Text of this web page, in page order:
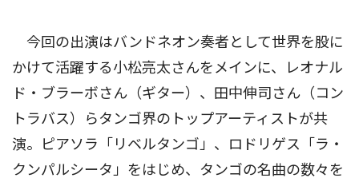
今回の出演はバンドネオン奏者として世界を股に
かけて活躍する小松亮太さんをメインに、レオナル
ド・ブラーボさん（ギター）、田中伸司さん（コン
トラバス）らタンゴ界のトップアーティストが共
演。ピアソラ「リベルタンゴ」、ロドリゲス「ラ・
クンパルシータ」をはじめ、タンゴの名曲の数々を